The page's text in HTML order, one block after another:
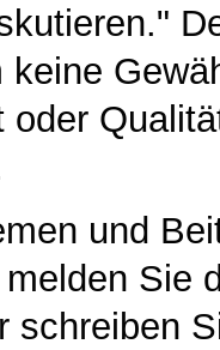
keine
oder
und
Sie
schreiben